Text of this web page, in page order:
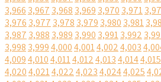
3,966 3,967 3,968 3,969 3,970 3,971
3,976 3,977 3,978 3,979 3,980 3,981
3,987 3,988 3,989 3,990 3,9913,992
3,998 3,9994,0004,0014,0024,003
4,0094,0104,0114,0124,0134,0144,015
4,0204,0214,0224,0234,0244,025